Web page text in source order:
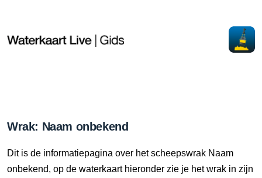
Wrak: Naam onbekend
Dit is de informatiepagina over het scheepswrak Naam
onbekend, op de waterkaart hieronder zie je het wrak in zijn